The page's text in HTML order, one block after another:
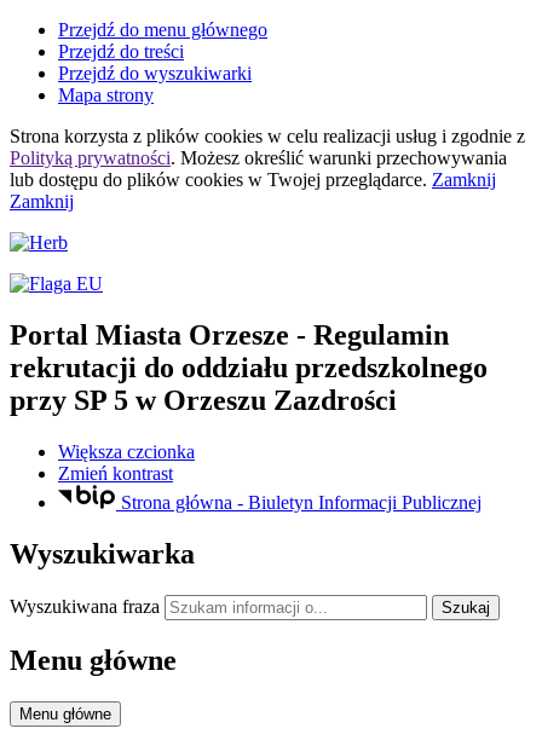
Przejdź do menu głównego
Przejdź do treści
Przejdź do wyszukiwarki
Mapa strony
Strona korzysta z plików cookies w celu realizacji usług i zgodnie z
Polityką prywatności. Możesz określić warunki przechowywania
lub dostępu do plików cookies w Twojej przeglądarce. Zamknij
Zamknij
Portal Miasta Orzesze - Regulamin
rekrutacji do oddziału przedszkolnego
przy SP 5 w Orzeszu Zazdrości
Większa czcionka
Zmień kontrast
Strona główna - Biuletyn Informacji Publicznej
Wyszukiwarka
Wyszukiwana fraza Szukaj
Menu główne
Menu główne